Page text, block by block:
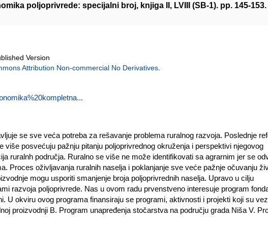
poljoprivrede: specijalni broj, knjiga II, LVIII (SB-1). pp. 145-153.
Version
Attribution Non-commercial No Derivatives.
se sve veća potreba za rešavanje problema ruralnog razvoja. Poslednje
više posvećuju pažnju pitanju poljoprivrednog okruženja i perspektivi njegovog
ruralnh područja. Ruralno se više ne može identifikovati sa agrarnim jer se
Proces oživljavanja ruralnih naselja i poklanjanje sve veće pažnje očuvanju
mogu usporiti smanjenje broja poljoprivrednih naselja. Upravo u cilju
razvoja poljoprivrede. Nas u ovom radu prvenstveno interesuje program
U okviru ovog programa finansiraju se programi, aktivnosti i projekti koji su
proizvodnji B. Program unapređenja stočarstva na području grada Niša V.